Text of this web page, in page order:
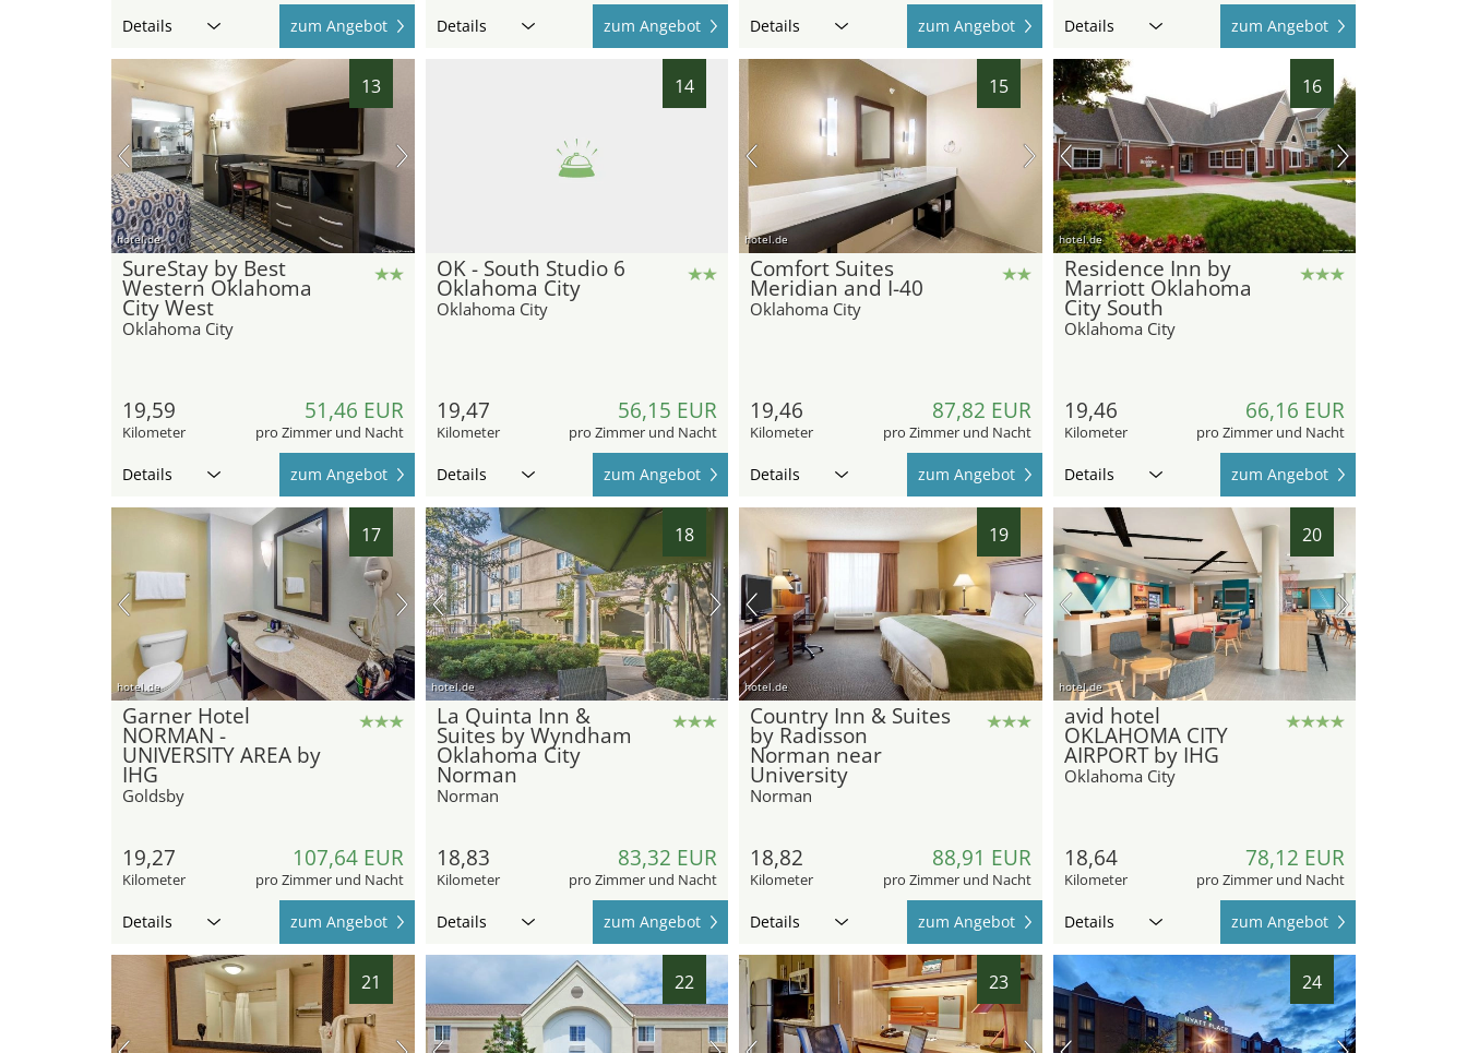
Details zum Angebot Details zum Angebot Details zum Angebot Details zum Angebot
13
hotel.de
SureStay by Best
Western Oklahoma
City West
Oklahoma City
19,59
Kilometer
51,46 EUR
pro Zimmer und Nacht
Details zum Angebot
14
OK - South Studio 6
Oklahoma City
Oklahoma City
19,47
Kilometer
56,15 EUR
pro Zimmer und Nacht
Details zum Angebot
15
hotel.de
Comfort Suites
Meridian and I-40
Oklahoma City
19,46
Kilometer
87,82 EUR
pro Zimmer und Nacht
Details zum Angebot
16
hotel.de
Residence Inn by
Marriott Oklahoma
City South
Oklahoma City
19,46
Kilometer
66,16 EUR
pro Zimmer und Nacht
Details zum Angebot
17
hotel.de
Garner Hotel
NORMAN -
UNIVERSITY AREA by
IHG
Goldsby
19,27
Kilometer
107,64 EUR
pro Zimmer und Nacht
Details zum Angebot
18
hotel.de
La Quinta Inn &
Suites by Wyndham
Oklahoma City
Norman
Norman
18,83
Kilometer
83,32 EUR
pro Zimmer und Nacht
Details zum Angebot
19
hotel.de
Country Inn & Suites
by Radisson
Norman near
University
Norman
18,82
Kilometer
88,91 EUR
pro Zimmer und Nacht
Details zum Angebot
20
hotel.de
avid hotel
OKLAHOMA CITY
AIRPORT by IHG
Oklahoma City
18,64
Kilometer
78,12 EUR
pro Zimmer und Nacht
Details zum Angebot
21 22 23 24